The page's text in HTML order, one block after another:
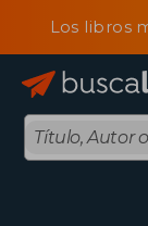
Los libros